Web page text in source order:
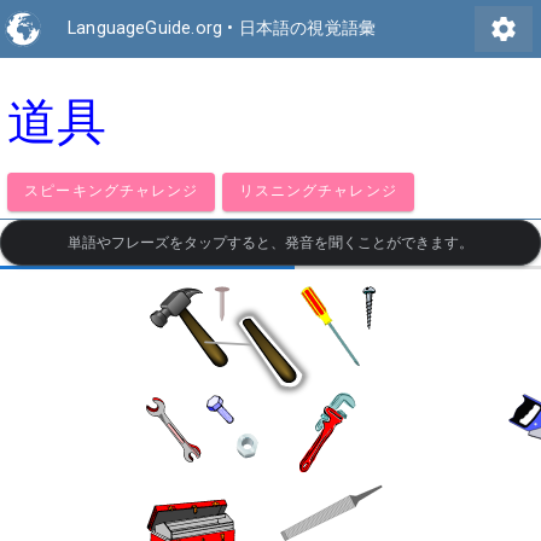
LanguageGuide.org • 日本語の視覚語彙 settings
道具
スピーキングチャレンジ リスニングチャレンジ
単語やフレーズをタップすると、発音を聞くことができます。